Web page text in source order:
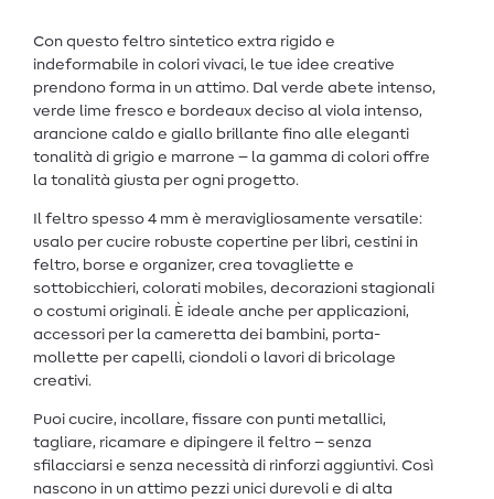
Con questo feltro sintetico extra rigido e
indeformabile in colori vivaci, le tue idee creative
prendono forma in un attimo. Dal verde abete intenso,
verde lime fresco e bordeaux deciso al viola intenso,
arancione caldo e giallo brillante fino alle eleganti
tonalità di grigio e marrone – la gamma di colori offre
la tonalità giusta per ogni progetto.
Il feltro spesso 4 mm è meravigliosamente versatile:
usalo per cucire robuste copertine per libri, cestini in
feltro, borse e organizer, crea tovagliette e
sottobicchieri, colorati mobiles, decorazioni stagionali
o costumi originali. È ideale anche per applicazioni,
accessori per la cameretta dei bambini, porta-
mollette per capelli, ciondoli o lavori di bricolage
creativi.
Puoi cucire, incollare, fissare con punti metallici,
tagliare, ricamare e dipingere il feltro – senza
sfilacciarsi e senza necessità di rinforzi aggiuntivi. Così
nascono in un attimo pezzi unici durevoli e di alta